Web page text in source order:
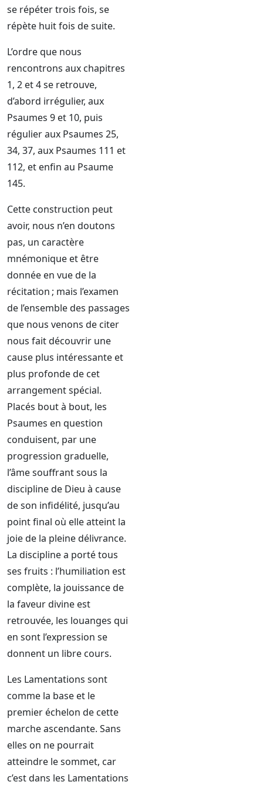
se répéter trois fois, se
répète huit fois de suite.
L’ordre que nous
rencontrons aux chapitres
1, 2 et 4 se retrouve,
d’abord irrégulier, aux
Psaumes 9 et 10, puis
régulier aux Psaumes 25,
34, 37, aux Psaumes 111 et
112, et enfin au Psaume
145.
Cette construction peut
avoir, nous n’en doutons
pas, un caractère
mnémonique et être
donnée en vue de la
récitation ; mais l’examen
de l’ensemble des passages
que nous venons de citer
nous fait découvrir une
cause plus intéressante et
plus profonde de cet
arrangement spécial.
Placés bout à bout, les
Psaumes en question
conduisent, par une
progression graduelle,
l’âme souffrant sous la
discipline de Dieu à cause
de son infidélité, jusqu’au
point final où elle atteint la
joie de la pleine délivrance.
La discipline a porté tous
ses fruits : l’humiliation est
complète, la jouissance de
la faveur divine est
retrouvée, les louanges qui
en sont l’expression se
donnent un libre cours.
Les Lamentations sont
comme la base et le
premier échelon de cette
marche ascendante. Sans
elles on ne pourrait
atteindre le sommet, car
c’est dans les Lamentations